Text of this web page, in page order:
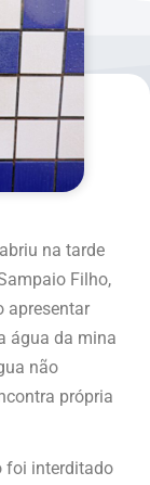
na tarde
Filho,
apresentar
água da mina
não
própria
foi interditado